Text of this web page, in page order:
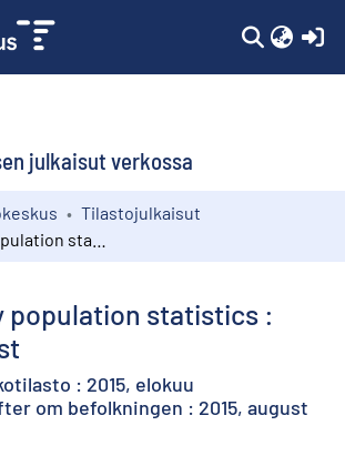
julkaisut verkossa
Tilastojulkaisut
population statistics :
: 2015, elokuu
om befolkningen : 2015, august